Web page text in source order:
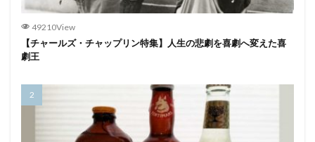
49210View
【チャールズ・チャップリン特集】人生の悲劇を喜劇へ変えた喜
劇王